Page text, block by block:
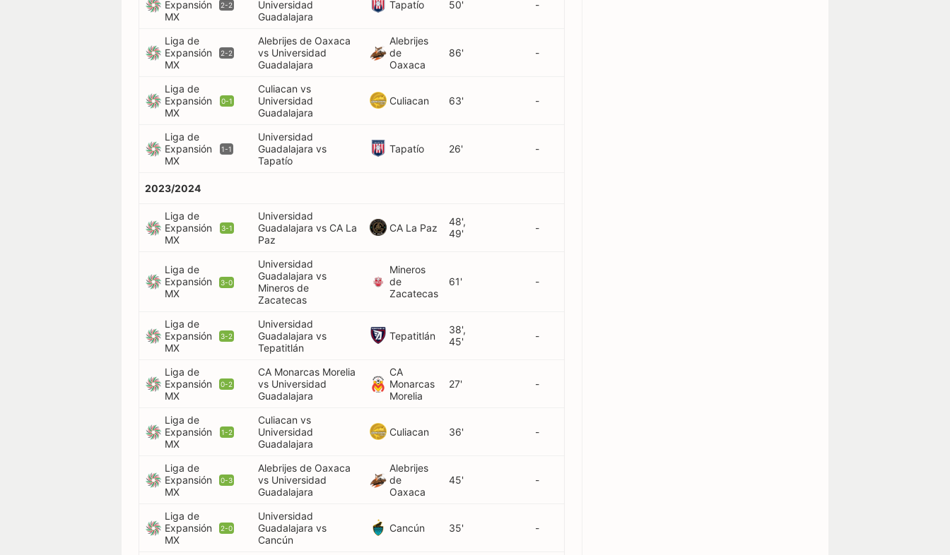
Expansión
MX
2-2
Universidad
Guadalajara
Tapatío 50' -
Liga de
Expansión
MX
2-2
Alebrijes de Oaxaca
vs Universidad
Guadalajara
Alebrijes
de
Oaxaca
86' -
Liga de
Expansión
MX
0-1
Culiacan vs
Universidad
Guadalajara
Culiacan 63' -
Liga de
Expansión
MX
1-1
Universidad
Guadalajara vs
Tapatío
Tapatío 26' -
2023/2024
Liga de
Expansión
MX
3-1
Universidad
Guadalajara vs CA La
Paz
CA La Paz
48',
49'
-
Liga de
Expansión
MX
3-0
Universidad
Guadalajara vs
Mineros de
Zacatecas
Mineros
de
Zacatecas
61' -
Liga de
Expansión
MX
3-2
Universidad
Guadalajara vs
Tepatitlán
Tepatitlán
38',
45'
-
Liga de
Expansión
MX
0-2
CA Monarcas Morelia
vs Universidad
Guadalajara
CA
Monarcas
Morelia
27' -
Liga de
Expansión
MX
1-2
Culiacan vs
Universidad
Guadalajara
Culiacan 36' -
Liga de
Expansión
MX
0-3
Alebrijes de Oaxaca
vs Universidad
Guadalajara
Alebrijes
de
Oaxaca
45' -
Liga de
Expansión
MX
2-0
Universidad
Guadalajara vs
Cancún
Cancún 35' -